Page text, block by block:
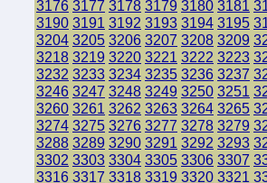
3176 3177 3178 3179 3180 3181
3190 3191 3192 3193 3194 3195
3204 3205 3206 3207 3208 3209
3218 3219 3220 3221 3222 3223
3232 3233 3234 3235 3236 3237
3246 3247 3248 3249 3250 3251
3260 3261 3262 3263 3264 3265
3274 3275 3276 3277 3278 3279
3288 3289 3290 3291 3292 3293
3302 3303 3304 3305 3306 3307
3316 3317 3318 3319 3320 3321